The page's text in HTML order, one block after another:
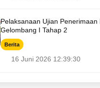
Pelaksanaan Ujian Penerimaan
Gelombang I Tahap 2
Berita
16 Juni 2026 12:39:30